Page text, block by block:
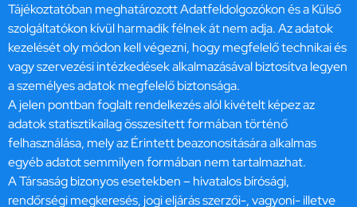
Tájékoztatóban meghatározott Adatfeldolgozókon és a Külső
szolgáltatókon kívül harmadik félnek át nem adja. Az adatok
kezelését oly módon kell végezni, hogy megfelelő technikai és
vagy szervezési intézkedések alkalmazásával biztosítva legyen
a személyes adatok megfelelő biztonsága.
A jelen pontban foglalt rendelkezés alól kivételt képez az
adatok statisztikailag összesített formában történő
felhasználása, mely az Érintett beazonosítására alkalmas
egyéb adatot semmilyen formában nem tartalmazhat.
A Társaság bizonyos esetekben – hivatalos bírósági,
rendőrségi megkeresés, jogi eljárás szerzői-, vagyoni- illetve